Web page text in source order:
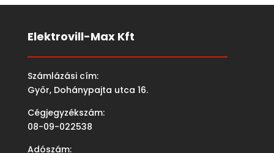
Elektrovill-Max Kft
Számlázási cím:
Győr, Dohánypajta utca 16.
Cégjegyzékszám:
08-09-022538
Adószám: